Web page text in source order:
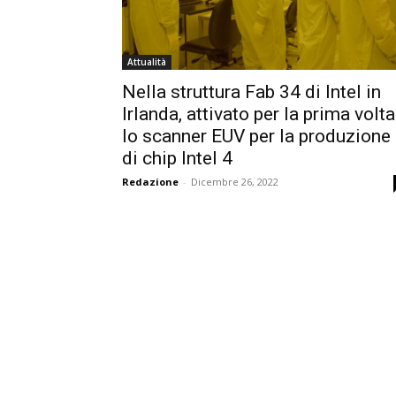
Attualità
Nella struttura Fab 34 di Intel in
Irlanda, attivato per la prima volta
lo scanner EUV per la produzione
di chip Intel 4
Redazione - Dicembre 26, 2022